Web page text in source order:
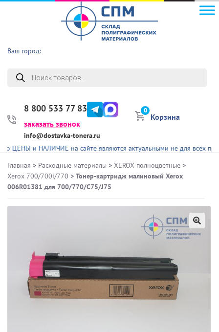
Ваш город:
Поиск
товаров
8 800 533 77 83
заказать звонок
info@dostavka-tonera.ru
0
Корзина
и НАЛИЧИЕ на сайте являются актуальными не для всех
Главная > Расходные материалы > XEROX полноцветные >
Xerox 700/700i/770 > Тонер-картридж малиновый Xerox
006R01381 для 700/770/С75/J75
🔍